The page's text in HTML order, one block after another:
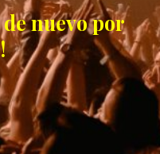
de nuevo por